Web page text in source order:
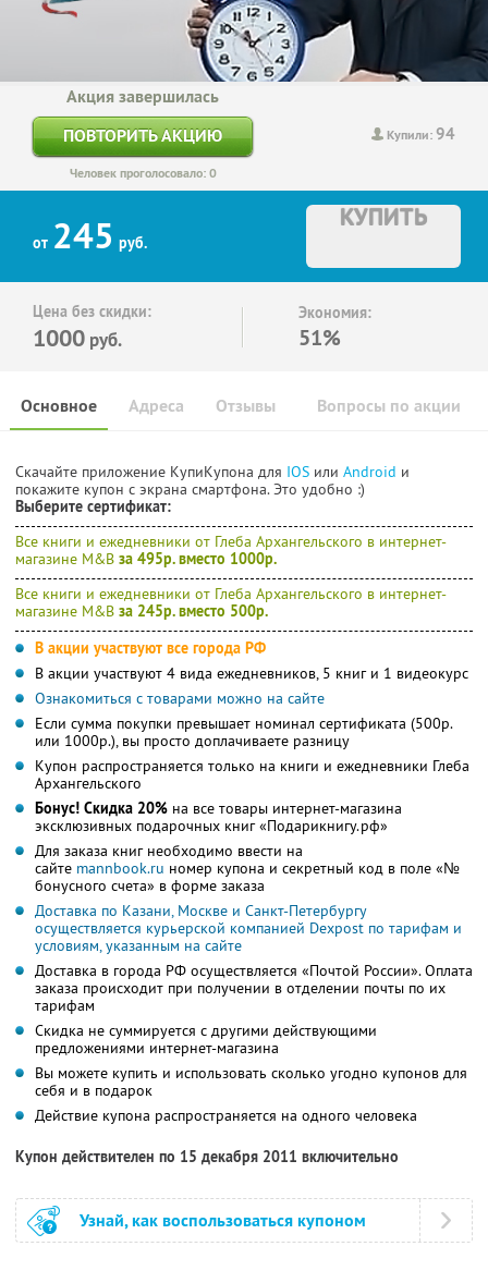
Купили:94
Акция завершилась
ПОВТОРИТЬ АКЦИЮ
Человек проголосовало: 0
от 245 руб.
КУПИТЬ
Цена без скидки:
1000 руб.
Экономия:
51%
Основное Отзывы Вопросы по акции
Адреса
Скачайте приложение КупиКупона для IOS или Android и
покажите купон с экрана смартфона. Это удобно :)
Выберите сертификат:
Все книги и ежедневники от Глеба Архангельского в интернет-
магазине M&B за 495р. вместо 1000р.
Все книги и ежедневники от Глеба Архангельского в интернет-
магазине M&B за 245р. вместо 500р.
В акции участвуют все города РФ
В акции участвуют 4 вида ежедневников, 5 книг и 1 видеокурс
Ознакомиться с товарами можно на сайте
Если сумма покупки превышает номинал сертификата (500р.
или 1000р.), вы просто доплачиваете разницу
Купон распространяется только на книги и ежедневники Глеба
Архангельского
Бонус! Скидка 20% на все товары интернет-магазина
эксклюзивных подарочных книг «Подарикнигу.рф»
Для заказа книг необходимо ввести на
сайте mannbook.ru номер купона и секретный код в поле «№
бонусного счета» в форме заказа
Доставка по Казани, Москве и Санкт-Петербургу
осуществляется курьерской компанией Dexpost по тарифам и
условиям, указанным на сайте
Доставка в города РФ осуществляется «Почтой России». Оплата
заказа происходит при получении в отделении почты по их
тарифам
Скидка не суммируется с другими действующими
предложениями интернет-магазина
Вы можете купить и использовать сколько угодно купонов для
себя и в подарок
Действие купона распространяется на одного человека
Купон действителен по 15 декабря 2011 включительно
Узнай, как воспользоваться купоном